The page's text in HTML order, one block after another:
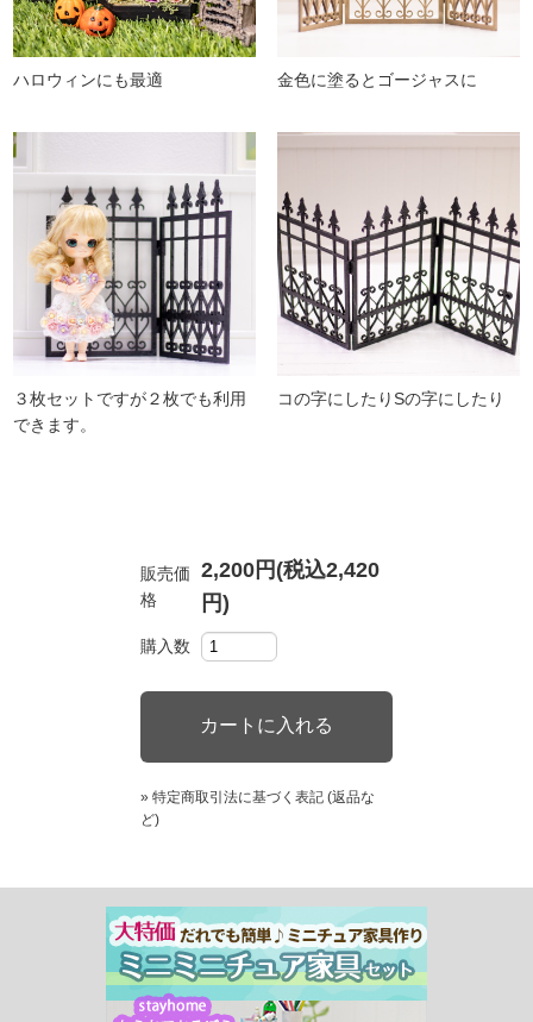
ハロウィンにも最適 金色に塗るとゴージャスに
３枚セットですが２枚でも利用
できます。
コの字にしたりSの字にしたり
販売価
格
2,200円(税込2,420
円)
購入数
» 特定商取引法に基づく表記 (返品な
ど)